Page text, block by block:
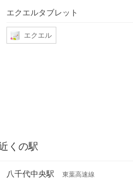
エクエルタブレット
エクエル
くの駅
八千代中央駅 東葉高速線